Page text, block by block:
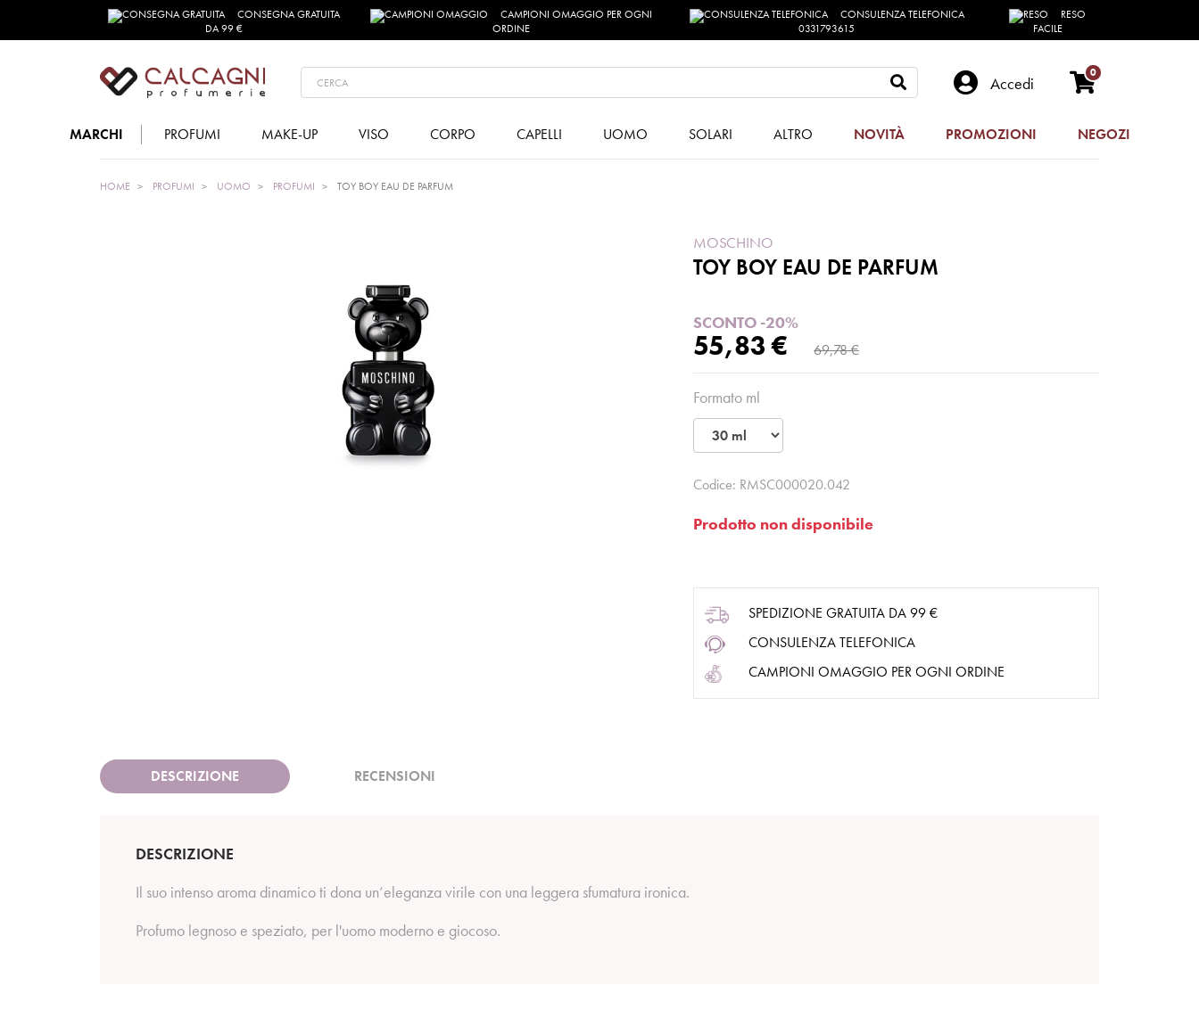
CONSEGNA GRATUITA
DA 99 €
CAMPIONI OMAGGIO PER OGNI
ORDINE
CONSULENZA TELEFONICA
0331793615
RESO
FACILE
Accedi
0
MARCHI PROFUMI MAKE-UP VISO CORPO CAPELLI UOMO SOLARI ALTRO NOVITÀ PROMOZIONI NEGOZI
HOME PROFUMI UOMO PROFUMI TOY BOY EAU DE PARFUM
MOSCHINO
TOY BOY EAU DE PARFUM
SCONTO -20%
55,83 € 69,78 €
Formato ml
Codice: RMSC000020.042
Prodotto non disponibile
SPEDIZIONE GRATUITA DA 99 €
CONSULENZA TELEFONICA
CAMPIONI OMAGGIO PER OGNI ORDINE
DESCRIZIONE RECENSIONI
DESCRIZIONE
Il suo intenso aroma dinamico ti dona un’eleganza virile con una leggera sfumatura ironica.
Profumo legnoso e speziato, per l'uomo moderno e giocoso.